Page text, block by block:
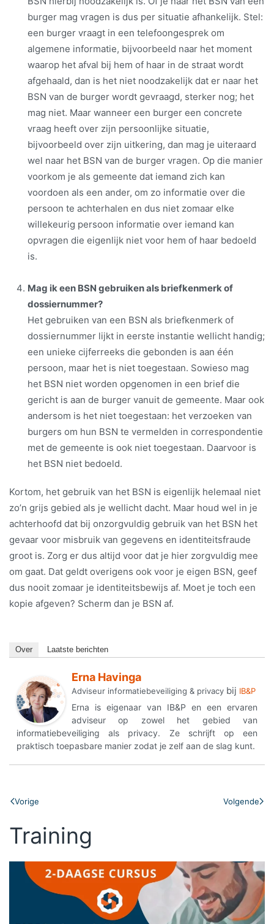
burger mag vragen is dus per situatie afhankelijk. Stel:
een burger vraagt in een telefoongesprek om
algemene informatie, bijvoorbeeld naar het moment
waarop het afval bij hem of haar in de straat wordt
afgehaald, dan is het niet noodzakelijk dat er naar het
BSN van de burger wordt gevraagd, sterker nog; het
mag niet. Maar wanneer een burger een concrete
vraag heeft over zijn persoonlijke situatie,
bijvoorbeeld over zijn uitkering, dan mag je uiteraard
wel naar het BSN van de burger vragen. Op die manier
voorkom je als gemeente dat iemand zich kan
voordoen als een ander, om zo informatie over die
persoon te achterhalen en dus niet zomaar elke
willekeurig persoon informatie over iemand kan
opvragen die eigenlijk niet voor hem of haar bedoeld
is.
Mag ik een BSN gebruiken als briefkenmerk of
dossiernummer?
Het gebruiken van een BSN als briefkenmerk of
dossiernummer lijkt in eerste instantie wellicht handig;
een unieke cijferreeks die gebonden is aan één
persoon, maar het is niet toegestaan. Sowieso mag
het BSN niet worden opgenomen in een brief die
gericht is aan de burger vanuit de gemeente. Maar ook
andersom is het niet toegestaan: het verzoeken van
burgers om hun BSN te vermelden in correspondentie
met de gemeente is ook niet toegestaan. Daarvoor is
het BSN niet bedoeld.
Kortom, het gebruik van het BSN is eigenlijk helemaal niet
zo’n grijs gebied als je wellicht dacht. Maar houd wel in je
achterhoofd dat bij onzorgvuldig gebruik van het BSN het
gevaar voor misbruik van gegevens en identiteitsfraude
groot is. Zorg er dus altijd voor dat je hier zorgvuldig mee
om gaat. Dat geldt overigens ook voor je eigen BSN, geef
dus nooit zomaar je identiteitsbewijs af. Moet je toch een
kopie afgeven? Scherm dan je BSN af.
Over Laatste berichten
Erna Havinga
Adviseur informatiebeveiliging & privacy bij IB&P
Erna is eigenaar van IB&P en een ervaren
adviseur op zowel het gebied van
informatiebeveiliging als privacy. Ze schrijft op een
praktisch toepasbare manier zodat je zelf aan de slag kunt.
Vorige Volgende
Training